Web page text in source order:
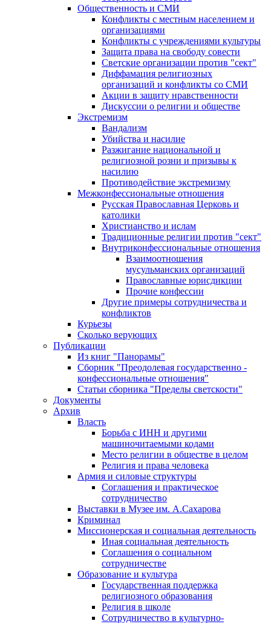
Общественность и СМИ
Конфликты с местным населением и
организациями
Конфликты с учреждениями культуры
Защита права на свободу совести
Светские организации против "сект"
Диффамация религиозных
организаций и конфликты со СМИ
Акции в защиту нравственности
Дискуссии о религии и обществе
Экстремизм
Вандализм
Убийства и насилие
Разжигание национальной и
религиозной розни и призывы к
насилию
Противодействие экстремизму
Межконфессиональные отношения
Русская Православная Церковь и
католики
Христианство и ислам
Традиционные религии против "сект"
Внутриконфессиональные отношения
Взаимоотношения
мусульманских организаций
Православные юрисдикции
Прочие конфессии
Другие примеры сотрудничества и
конфликтов
Курьезы
Сколько верующих
Публикации
Из книг "Панорамы"
Сборник "Преодолевая государственно -
конфессиональные отношения"
Статьи сборника "Пределы светскости"
Документы
Архив
Власть
Борьба с ИНН и другими
машиночитаемыми кодами
Место религии в обществе в целом
Религия и права человека
Армия и силовые структуры
Соглашения и практическое
сотрудничество
Выставки в Музее им. А.Сахарова
Криминал
Миссионерская и социальная деятельность
Иная социальная деятельность
Соглашения о социальном
сотрудничестве
Образование и культура
Государственная поддержка
религиозного образования
Религия в школе
Сотрудничество в культурно-